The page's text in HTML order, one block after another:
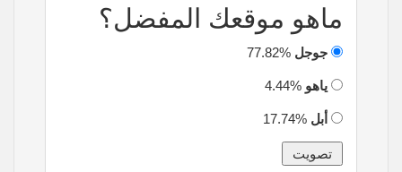
ماهو موقعك المفضل؟
جوجل
ياهو
أبل